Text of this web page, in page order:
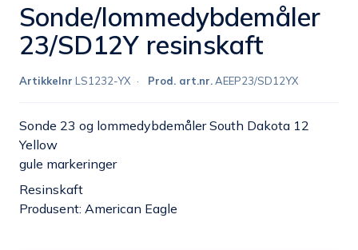
Sonde/lommedybdemåler
23/SD12Y resinskaft
Artikkelnr LS1232-YX Prod. art.nr.AEEP23/SD12YX
Sonde 23 og lommedybdemåler South Dakota 12
Yellow
gule markeringer
Resinskaft
Produsent: American Eagle